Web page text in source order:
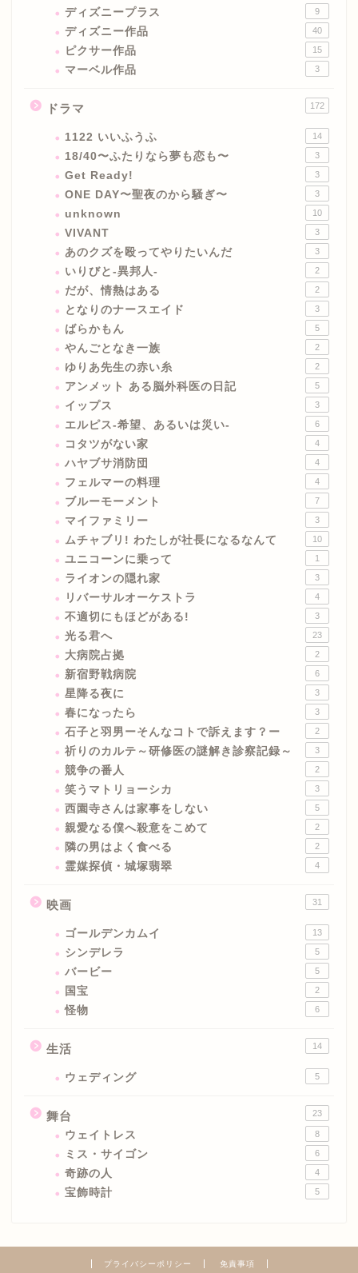
ディズニープラス 9
ディズニー作品 40
ピクサー作品 15
マーベル作品 3
ドラマ 172
1122 いいふうふ 14
18/40〜ふたりなら夢も恋も〜 3
Get Ready! 3
ONE DAY〜聖夜のから騒ぎ〜 3
unknown 10
VIVANT 3
あのクズを殴ってやりたいんだ 3
いりびと-異邦人- 2
だが、情熱はある 2
となりのナースエイド 3
ばらかもん 5
やんごとなき一族 2
ゆりあ先生の赤い糸 2
アンメット ある脳外科医の日記 5
イップス 3
エルピス-希望、あるいは災い- 6
コタツがない家 4
ハヤブサ消防団 4
フェルマーの料理 4
ブルーモーメント 7
マイファミリー 3
ムチャブリ! わたしが社長になるなんて 10
ユニコーンに乗って 1
ライオンの隠れ家 3
リバーサルオーケストラ 4
不適切にもほどがある! 3
光る君へ 23
大病院占拠 2
新宿野戦病院 6
星降る夜に 3
春になったら 3
石子と羽男ーそんなコトで訴えます？ー 2
祈りのカルテ～研修医の謎解き診察記録～ 3
競争の番人 2
笑うマトリョーシカ 3
西園寺さんは家事をしない 5
親愛なる僕へ殺意をこめて 2
隣の男はよく食べる 2
霊媒探偵・城塚翡翠 4
映画 31
ゴールデンカムイ 13
シンデレラ 5
バービー 5
国宝 2
怪物 6
生活 14
ウェディング 5
舞台 23
ウェイトレス 8
ミス・サイゴン 6
奇跡の人 4
宝飾時計 5
プライバシーポリシー 免責事項